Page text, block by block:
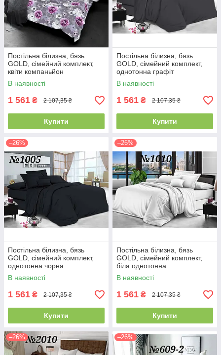
Постільна білизна, бязь
GOLD, сімейний комплект,
квіти компаньйон
В наявності
1 561 ₴ 2 107,35 ₴
Купити
Постільна білизна, бязь
GOLD, сімейний комплект,
однотонна графіт
В наявності
1 561 ₴ 2 107,35 ₴
Купити
–26%
Постільна білизна, бязь
GOLD, сімейний комплект,
однотонна чорна
В наявності
1 561 ₴ 2 107,35 ₴
Купити
–26%
Постільна білизна, бязь
GOLD, сімейний комплект,
біла однотонна
В наявності
1 561 ₴ 2 107,35 ₴
Купити
–26% –26%